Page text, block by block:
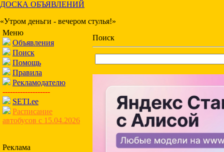
ДОСКА ОБЪЯВЛЕНИЙ
«Утром деньги - вечером стулья!»
Меню
Объявления
Поиск
Помощь
Правила
Рекламодателю
-------------------
SETI.ee
Расписание
автобусов с 15.04.2026
Реклама
Поиск